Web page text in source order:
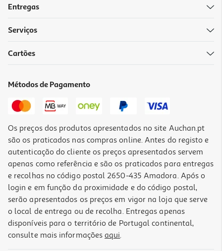
Liquidificador Bosch Serie 4 Vitapower Mmb6141b 1.5 L 1200 W
Entregas
Serviços
Cartões
Métodos de Pagamento
Os preços dos produtos apresentados no site Auchan.pt
são os praticados nas compras online. Antes do registo e
autenticação do cliente os preços apresentados servem
apenas como referência e são os praticados para entregas
e recolhas no código postal 2650-435 Amadora. Após o
login e em função da proximidade e do código postal,
serão apresentados os preços em vigor na loja que serve
o local de entrega ou de recolha. Entregas apenas
disponíveis para o território de Portugal continental,
consulte mais informaçõesaqui.